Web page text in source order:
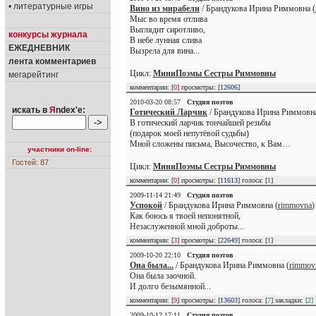
• литературные игры
конкурсы журнала
ЕЖЕДНЕВНИК
лента комментариев
мегарейтинг
искать в Я ndex'е:
участники on-line:
Гостей: 87
Вино из мирабели / Брандукова Ирина Риммовна (
Мыс во время отлива
Выглядит сиротливо,
В небе лунная слива
Вызрела для вина...
Цикл: МиниПоэмы Сестры Риммовны
комментарии: [0] просмотры: [12606]
2010-03-20 08:57
Студия поэтов
Готический Ларчик / Брандукова Ирина
В готический ларчик тончайшей резьбы
(подарок моей непутёвой судьбы)
Мной сложены письма, Высочество, к Вам…
Цикл: МиниПоэмы Сестры Риммовны
комментарии: [0] просмотры: [11613] голоса: [1]
2009-11-14 21:49
Студия поэтов
Успокой / Брандукова Ирина Риммовна (rimmovna)
Как боюсь я твоей непонятной,
Незаслуженной мной доброты...
комментарии: [3] просмотры: [22649] голоса: [1]
2009-10-20 22:10
Студия поэтов
Она была... / Брандукова Ирина Риммовна (
Она была заочной.
И долго безымянной...
комментарии: [9] просмотры: [13603] голоса: [7] закладки: [2]